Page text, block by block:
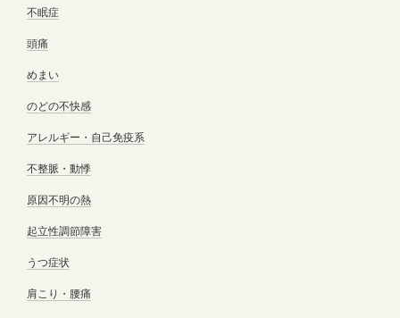
不眠症
頭痛
めまい
のどの不快感
アレルギー・自己免疫系
不整脈・動悸
原因不明の熱
起立性調節障害
うつ症状
肩こり・腰痛